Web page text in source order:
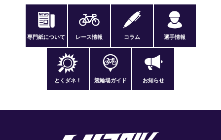
専門紙について レース情報 コラム 選手情報
とくダネ！ 競輪場ガイド お知らせ